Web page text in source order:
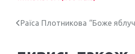
НРаїса Плотникова “Боже